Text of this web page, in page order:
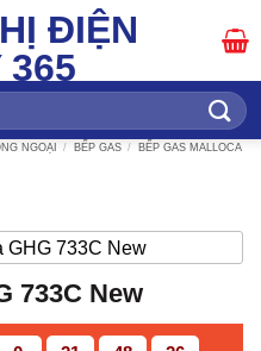
NGOẠI / BẾP GAS / BẾP GAS MALLOCA
733C New